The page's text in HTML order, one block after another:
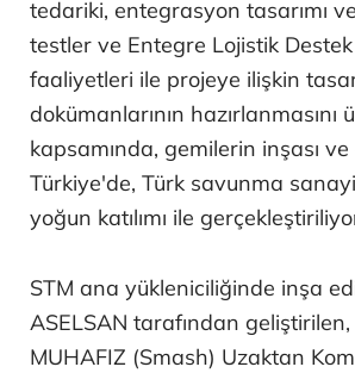
tedariki, entegrasyon tasarımı
testler ve Entegre Lojistik Destek
faaliyetleri ile projeye ilişkin
dokümanlarının hazırlanmasını
kapsamında, gemilerin inşası ve
Türkiye'de, Türk savunma
yoğun katılımı ile
STM ana yükleniciliğinde inşa
ASELSAN tarafından
MUHAFIZ (Smash) Uzaktan